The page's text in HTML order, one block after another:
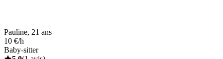
Pauline, 21 ans
10 €/h
Baby-sitter